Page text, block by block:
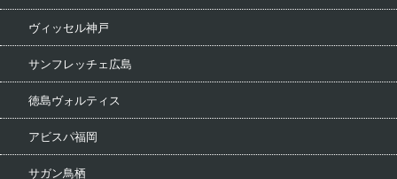
ヴィッセル神戸
サンフレッチェ広島
徳島ヴォルティス
アビスパ福岡
サガン鳥栖